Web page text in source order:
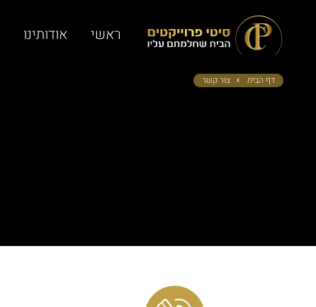
ראשי אודותינו
דף הבית צור קשר